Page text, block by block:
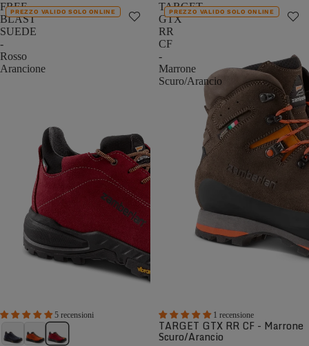
FREE
BLAST
SUEDE
-
Rosso
Arancione
5 recensioni
PREZZO VALIDO SOLO ONLINE
TARGET
GTX
RR
CF
-
Marrone
Scuro/Arancio
1 recensione
PREZZO VALIDO SOLO ONLINE
TARGET GTX RR CF - Marrone
Scuro/Arancio